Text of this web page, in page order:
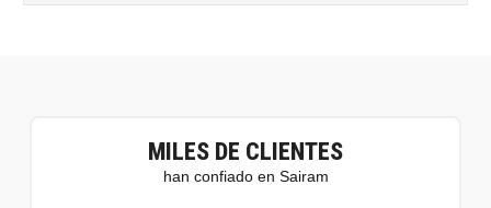
MILES DE CLIENTES
han confiado en Sairam